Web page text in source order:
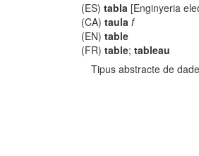
(ES)tabla [Enginyeria
(CA)taula f
(EN)table
(FR)table;tableau
Tipus abstracte de